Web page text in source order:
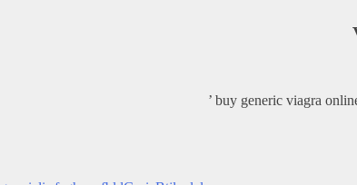
buy generic viagra